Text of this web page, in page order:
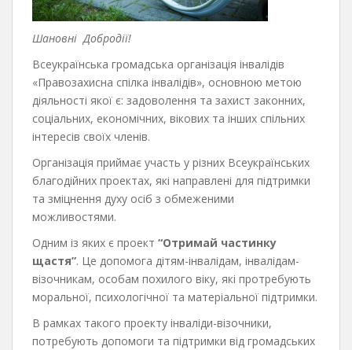
Шановні Добродії!
Всеукраїнська громадська організація інвалідів
«Правозахисна спілка інвалідів», основною метою
діяльності якої є: задоволення та захист законних,
соціальних, економічних, вікових та інших спільних
інтересів своїх членів.
Організація приймає участь у різних Всеукраїнських
благодійних проектах, які направлені для підтримки
та зміцнення духу осіб з обмеженими
можливостями.
Одним із яких є проект “Отримай частинку
щастя”. Це допомога дітям-інвалідам, інвалідам-
візочникам, особам похилого віку, які протребують
моральної, психологічної та матеріальної підтримки.
В рамках такого проекту інваліди-візочники,
потребують допомоги та підтримки від громадських